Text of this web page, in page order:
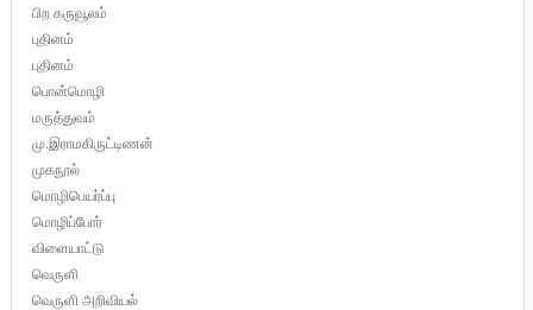
பிற கருவூலம்
புதினம்
புதினம்
பொன்மொழி
மருத்துவம்
மு.இராமகிருட்டிணன்
முகநூல்
மொழிபெயர்ப்பு
மொழிப்போர்
விளையாட்டு
வெருளி
வெருளி அறிவியல்